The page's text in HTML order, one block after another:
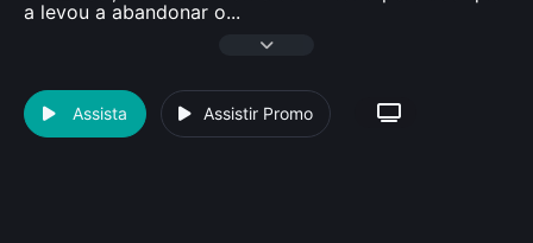
a levou a abandonar o...
Assista Assistir Promo